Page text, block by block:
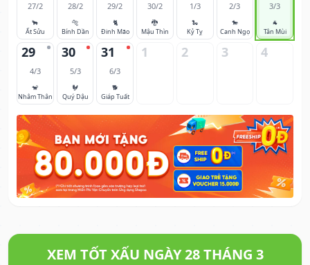
27/2
🐂
Ất Sửu
28/2
🐅
Bính Dần
29/2
🐈
Đinh Mão
30/2
🐉
Mậu Thìn
1/3
🐍
Kỷ Tỵ
2/3
🐎
Canh Ngọ
3/3
🐐
Tân Mùi
29
4/3
🐒
Nhâm Thân
30
5/3
🐓
Quý Dậu
31
6/3
🐕
Giáp Tuất
1 2 3 4
XEM TỐT XẤU NGÀY 28 THÁNG 3